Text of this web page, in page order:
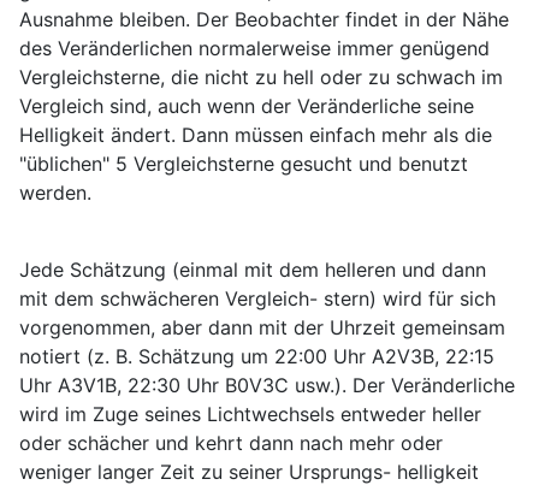
Ausnahme bleiben. Der Beobachter findet in der Nähe
des Veränderlichen normalerweise immer genügend
Vergleichsterne, die nicht zu hell oder zu schwach im
Vergleich sind, auch wenn der Veränderliche seine
Helligkeit ändert. Dann müssen einfach mehr als die
"üblichen" 5 Vergleichsterne gesucht und benutzt
werden.
Jede Schätzung (einmal mit dem helleren und dann
mit dem schwächeren Vergleich- stern) wird für sich
vorgenommen, aber dann mit der Uhrzeit gemeinsam
notiert (z. B. Schätzung um 22:00 Uhr A2V3B, 22:15
Uhr A3V1B, 22:30 Uhr B0V3C usw.). Der Veränderliche
wird im Zuge seines Lichtwechsels entweder heller
oder schächer und kehrt dann nach mehr oder
weniger langer Zeit zu seiner Ursprungs- helligkeit